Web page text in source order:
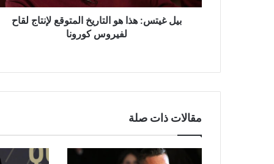
لفيروس
بيل غيتس: هذا هو التاريخ المتوقع لإنتاج لقاح
لفيروس كورونا
مقالات ذات صلة